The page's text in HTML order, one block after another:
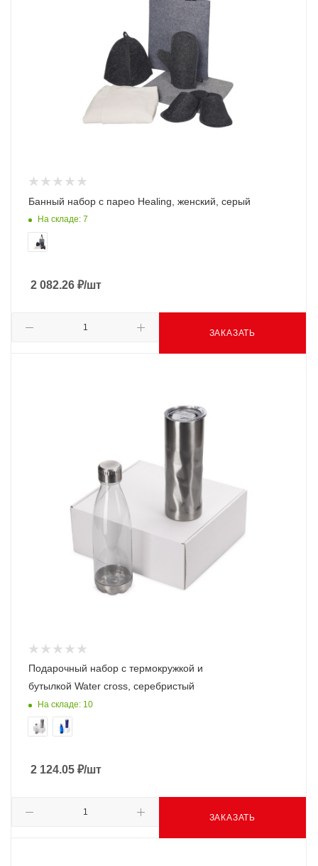
Банный набор с парео Healing, женский, серый
На складе: 7
2 082.26 ₽/шт
ЗАКАЗАТЬ
Подарочный набор с термокружкой и
бутылкой Water cross, серебристый
На складе: 10
2 124.05 ₽/шт
ЗАКАЗАТЬ